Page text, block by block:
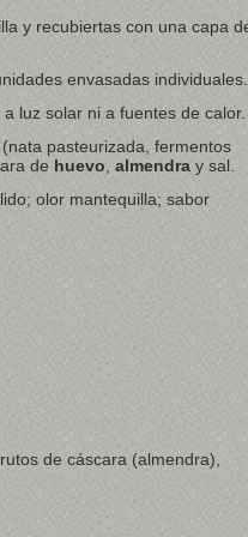
y recubiertas con una capa
envasadas individuales.
luz solar ni a fuentes de calor.
pasteurizada, fermentos
de huevo almendra y sal.
olor mantequilla; sabor
de cáscara (almendra),